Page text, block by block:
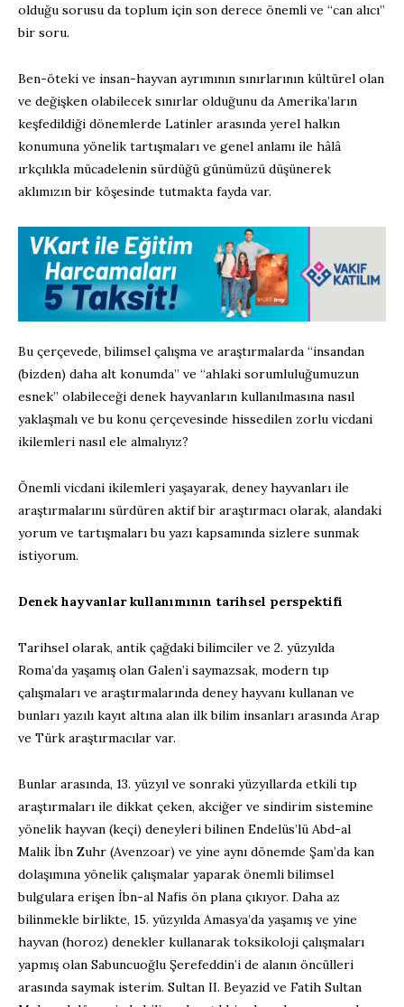
olduğu sorusu da toplum için son derece önemli ve “can alıcı”
bir soru.
Ben-öteki ve insan-hayvan ayrımının sınırlarının kültürel olan
ve değişken olabilecek sınırlar olduğunu da Amerika’ların
keşfedildiği dönemlerde Latinler arasında yerel halkın
konumuna yönelik tartışmaları ve genel anlamı ile hâlâ
ırkçılıkla mücadelenin sürdüğü günümüzü düşünerek
aklımızın bir köşesinde tutmakta fayda var.
Bu çerçevede, bilimsel çalışma ve araştırmalarda “insandan
(bizden) daha alt konumda” ve “ahlaki sorumluluğumuzun
esnek” olabileceği denek hayvanların kullanılmasına nasıl
yaklaşmalı ve bu konu çerçevesinde hissedilen zorlu vicdani
ikilemleri nasıl ele almalıyız?
Önemli vicdani ikilemleri yaşayarak, deney hayvanları ile
araştırmalarını sürdüren aktif bir araştırmacı olarak, alandaki
yorum ve tartışmaları bu yazı kapsamında sizlere sunmak
istiyorum.
Denek hayvanlar kullanımının tarihsel perspektifi
Tarihsel olarak, antik çağdaki bilimciler ve 2. yüzyılda
Roma’da yaşamış olan Galen’i saymazsak, modern tıp
çalışmaları ve araştırmalarında deney hayvanı kullanan ve
bunları yazılı kayıt altına alan ilk bilim insanları arasında Arap
ve Türk araştırmacılar var.
Bunlar arasında, 13. yüzyıl ve sonraki yüzyıllarda etkili tıp
araştırmaları ile dikkat çeken, akciğer ve sindirim sistemine
yönelik hayvan (keçi) deneyleri bilinen Endelüs’lü Abd-al
Malik İbn Zuhr (Avenzoar) ve yine aynı dönemde Şam’da kan
dolaşımına yönelik çalışmalar yaparak önemli bilimsel
bulgulara erişen İbn-al Nafis ön plana çıkıyor. Daha az
bilinmekle birlikte, 15. yüzyılda Amasya’da yaşamış ve yine
hayvan (horoz) denekler kullanarak toksikoloji çalışmaları
yapmış olan Sabuncuoğlu Şerefeddin’i de alanın öncülleri
arasında saymak isterim. Sultan II. Beyazid ve Fatih Sultan